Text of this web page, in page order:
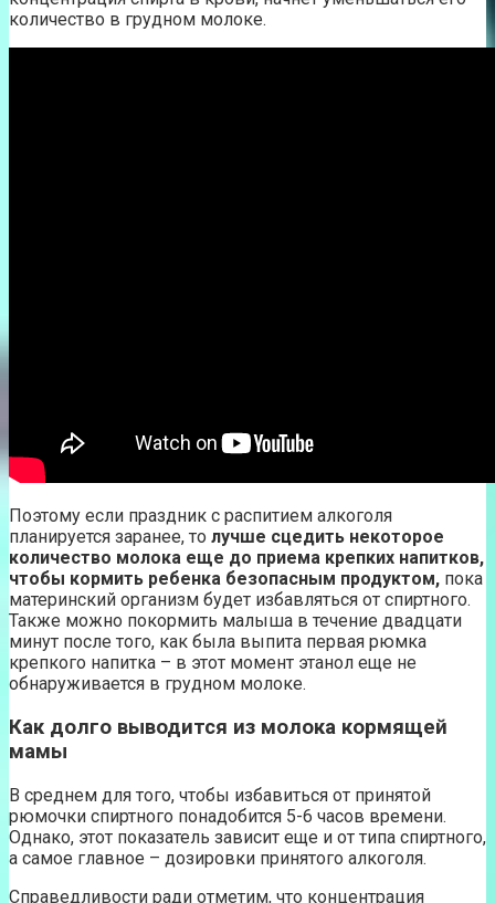
количество в грудном молоке.
Поэтому если праздник с распитием алкоголя
планируется заранее, то лучше сцедить некоторое
количество молока еще до приема крепких напитков,
чтобы кормить ребенка безопасным продуктом, пока
материнский организм будет избавляться от спиртного.
Также можно покормить малыша в течение двадцати
минут после того, как была выпита первая рюмка
крепкого напитка – в этот момент этанол еще не
обнаруживается в грудном молоке.
Как долго выводится из молока кормящей
мамы
В среднем для того, чтобы избавиться от принятой
рюмочки спиртного понадобится 5-6 часов времени.
Однако, этот показатель зависит еще и от типа спиртного,
а самое главное – дозировки принятого алкоголя.
Справедливости ради отметим, что концентрация